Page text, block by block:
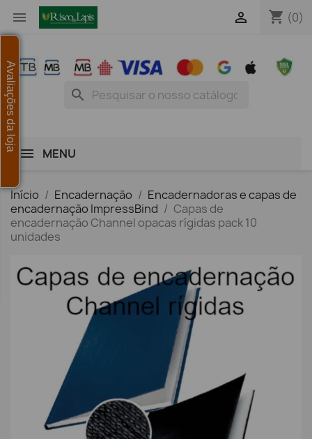
 shopping_cart (0)

search
MENU
Início Encadernação
Encadernadoras e capas de
encadernação ImpressBind
Capas de
encadernação Channel opacas rígidas pack 10
unidades
Avaliações da loja